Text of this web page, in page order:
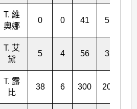
T. 維
奧娜
0 0 41 5
T. 艾
黛
5 4 56 3
T. 露
比
38 6 300 20